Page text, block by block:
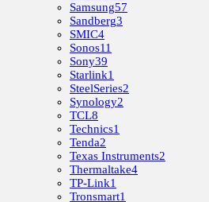
Samsung57
Sandberg3
SMIC4
Sonos11
Sony39
Starlink1
SteelSeries2
Synology2
TCL8
Technics1
Tenda2
Texas Instruments2
Thermaltake4
TP-Link1
Tronsmart1